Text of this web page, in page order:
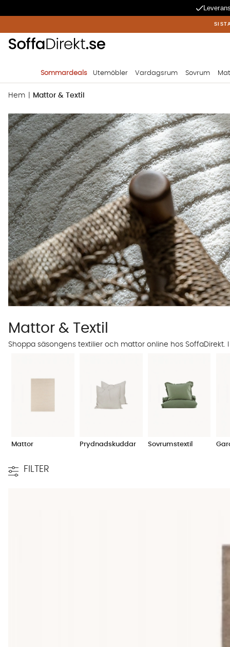
Sommardeals Utemöbler Vardagsrum Sovrum
Hem Mattor & Textil
Mattor & Textil
Shoppa säsongens textilier och mattor online hos
Mattor Prydnadskuddar Sovrumstextil
FILTER